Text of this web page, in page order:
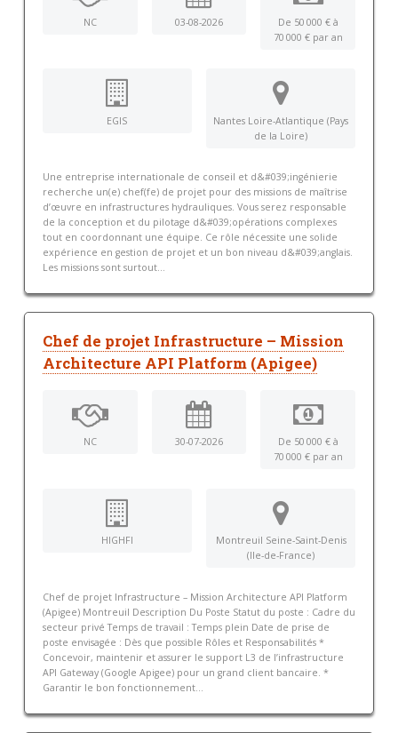
NC 03-08-2026
De 50 000 € à
70 000 € par an
EGIS
Nantes Loire-Atlantique (Pays
de la Loire)
Une entreprise internationale de conseil et d&#039;ingénierie
recherche un(e) chef(fe) de projet pour des missions de maîtrise
d’œuvre en infrastructures hydrauliques. Vous serez responsable
de la conception et du pilotage d&#039;opérations complexes
tout en coordonnant une équipe. Ce rôle nécessite une solide
expérience en gestion de projet et un bon niveau d&#039;anglais.
Les missions sont surtout...
Chef de projet Infrastructure – Mission
Architecture API Platform (Apigee)
NC 30-07-2026
De 50 000 € à
70 000 € par an
HIGHFI
Montreuil Seine-Saint-Denis
(Ile-de-France)
Chef de projet Infrastructure – Mission Architecture API Platform
(Apigee) Montreuil Description Du Poste Statut du poste : Cadre du
secteur privé Temps de travail : Temps plein Date de prise de
poste envisagée : Dès que possible Rôles et Responsabilités *
Concevoir, maintenir et assurer le support L3 de l’infrastructure
API Gateway (Google Apigee) pour un grand client bancaire. *
Garantir le bon fonctionnement...